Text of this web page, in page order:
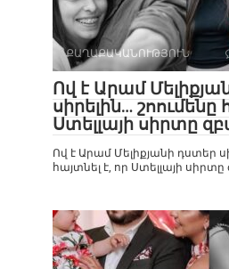
ՔԱՂԱՔԱԿԱՆՈՒԹՅՈՒՆ
Ով է Արամ
սիրելին… շոումենը
Ստելլայի սիրտը
Ով է Արամ Մելիքյանի դստեր
հայտնել է, որ Ստելլայի